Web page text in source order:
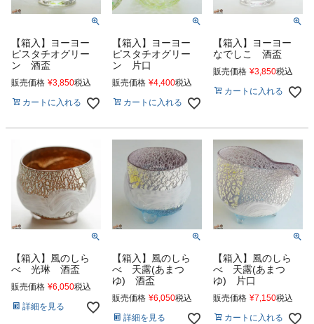
【箱入】ヨーヨー
ピスタチオグリー
ン 酒盃
販売価格 ¥3,850税込
カートに入れる
【箱入】ヨーヨー
ピスタチオグリー
ン 片口
販売価格 ¥4,400税込
カートに入れる
【箱入】ヨーヨー
なでしこ 酒盃
販売価格 ¥3,850税込
カートに入れる
【箱入】風のしら
べ 光琳 酒盃
販売価格 ¥6,050税込
詳細を見る
【箱入】風のしら
べ 天露(あまつ
ゆ) 酒盃
販売価格 ¥6,050税込
詳細を見る
【箱入】風のしら
べ 天露(あまつ
ゆ) 片口
販売価格 ¥7,150税込
カートに入れる